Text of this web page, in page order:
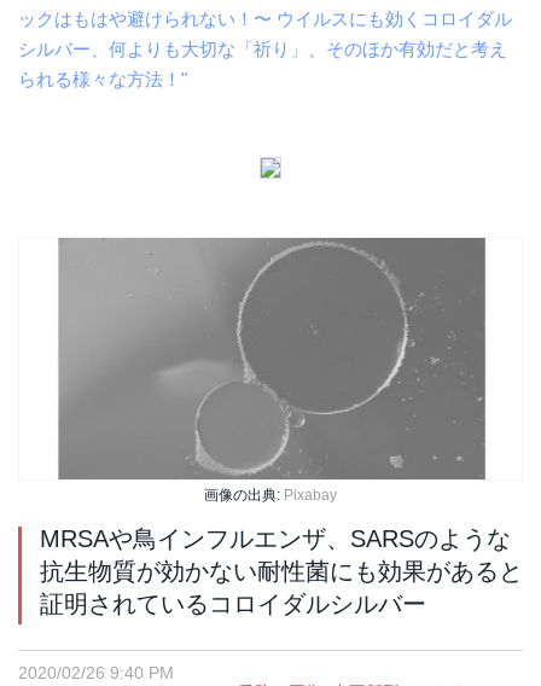
ックはもはや避けられない！〜 ウイルスにも効くコロイダル
シルバー、何よりも大切な「祈り」、そのほか有効だと考え
られる様々な方法！"
画像の出典: Pixabay
MRSAや鳥インフルエンザ、SARSのような
抗生物質が効かない耐性菌にも効果があると
証明されているコロイダルシルバー
2020/02/26 9:40 PM